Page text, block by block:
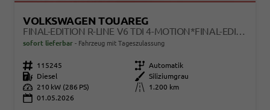
VOLKSWAGEN TOUAREG
FINAL-EDITION R-LINE V6 TDI 4-MOTION*FINAL-EDITION*AHK-SCHWENKBAR*NAVI*ACC*PDC*LED*SHZ*21-ZOLL
sofort lieferbar Fahrzeug mit Tageszulassung
Fahrzeugnr. 115245 Getriebe Automatik
Kraftstoff
Diesel Außenfarbe
Siliziumgrau
Leistung
210 kW (286 PS) Kilometerstand
1.200 km
01.05.2026